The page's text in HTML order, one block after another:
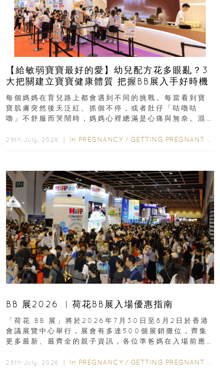
【給敏弱寶寶最好的愛】幼兒配方花多眼亂？3
大把關建立寶寶健康體質 把握BB展入手好時機
每個媽媽在育兒路上都會遇到不同的挑戰。每當看到寶
寶肌膚突然後天泛紅、抓個不停，或者肚仔「咕嚕咕
嚕」不舒服而哭鬧時，媽媽心裡總滿是心痛與無奈。混
29th July, 2026 ｜ In PREGNANCY / GETTING PREGNANT
BB 展2026 ︳荷花BB展入場優惠指南
「荷花 BB 展」將於2026年7月30日至8月2日於香港
會議展覽中心舉行，展會有多達500個展銷攤位，齊集
更多最新、最齊全的親子資訊，各位準爸媽在入場前應
28th July, 2026 ｜ In PREGNANCY / GETTING PREGNANT